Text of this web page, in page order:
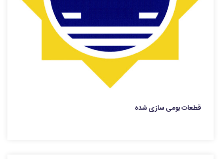
قطعات بومی سازی شده